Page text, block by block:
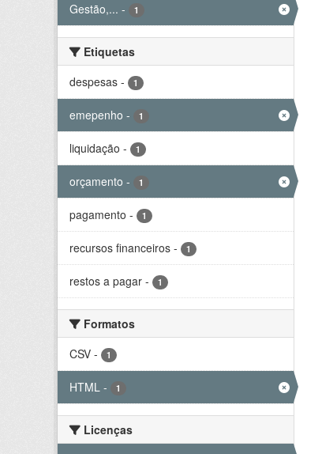
Gestão,... - 1
Etiquetas
despesas - 1
emepenho - 1
liquidação - 1
orçamento - 1
pagamento - 1
recursos financeiros - 1
restos a pagar - 1
Formatos
CSV - 1
HTML - 1
Licenças